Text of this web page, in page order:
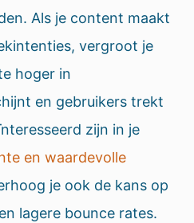
Als je content maakt
vergroot je
hoger in
en gebruikers trekt
zijn in je
en waardevolle
je ook de kans op
lagere bounce rates.